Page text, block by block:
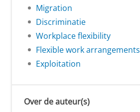
Migration
Discriminatie
Workplace flexibility
Flexible work arrangements
Exploitation
Over de auteur(s)